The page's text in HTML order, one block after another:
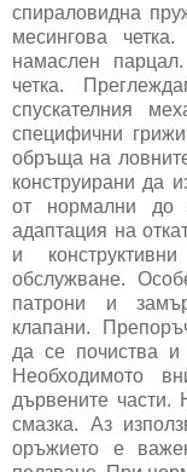
спираловидна
месингова
намаслен
четка.
спускателния
специфични
обръща на
конструирани да
от нормални до
адаптация на
и
обслужване.
патрони и
клапани.
да се почиства
Необходимото
дървените
смазка. Аз
оръжието е